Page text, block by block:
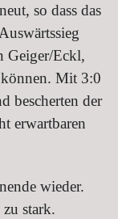
so dass das
Geiger/Eckl,
Mit 3:0
bescherten der
erwartbaren
wieder.
stark.